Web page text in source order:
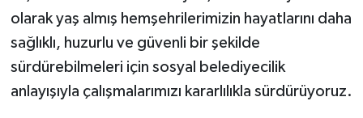
olarak yaş almış hemşehrilerimizin hayatlarını daha
sağlıklı, huzurlu ve güvenli bir şekilde
sürdürebilmeleri için sosyal belediyecilik
anlayışıyla çalışmalarımızı kararlılıkla sürdürüyoruz.